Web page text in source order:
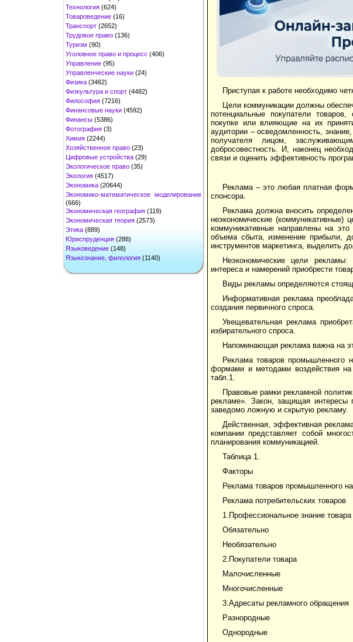
Технология (624)
Товароведение (16)
Транспорт (2652)
Трудовое право (136)
Туризм (90)
Уголовное право и процесс (406)
Управление (95)
Управленческие науки (24)
Физика (3462)
Физкультура и спорт (4482)
Философия (7216)
Финансовые науки (4592)
Финансы (5386)
Фотография (3)
Химия (2244)
Хозяйственное право (23)
Цифровые устройства (29)
Экологическое право (35)
Экология (4517)
Экономика (20644)
Экономико-математическое моделирование
(666)
Экономическая география (119)
Экономическая теория (2573)
Этика (889)
Юриспруденция (288)
Языковедение (148)
Языкознание, филология (1140)
Приступая к работе необходимо
Цели коммуникации должны
потенциальные покупатели
покупке или влияющие на их
аудитории – осведомленность,
получателя лицом,
добросовестность. И, наконец
связи и оценить эффективность
Реклама – это любая платная
спонсора.
Реклама должна вносить
неэкономические
коммуникативные направлены на
объема сбыта, изменение прибыли,
инструментов маркетинга, выделить
Неэкономические цели рекламы:
интереса и намерений приобрести
Виды рекламы определяются
Информативная реклама
создания первичного спроса.
Увещевательная реклама
избирательного спроса.
Напоминающая реклама важна на
Реклама товаров промышленного
формами и методами воздействия
табл.1.
Правовые рамки рекламной
рекламе». Закон, защищая интересы
заведомо ложную и скрытую рекламу.
Действенная, эффективная
компании представляет собой
планирования коммуникацией.
Таблица 1.
Факторы
Реклама товаров промышленного
Реклама потребительских товаров
1.Профессиональное знание
Обязательно
Необязательно
2.Покупатели товара
Малочисленные
Многочисленные
3.Адресаты рекламного обращения
Разнородные
Однородные